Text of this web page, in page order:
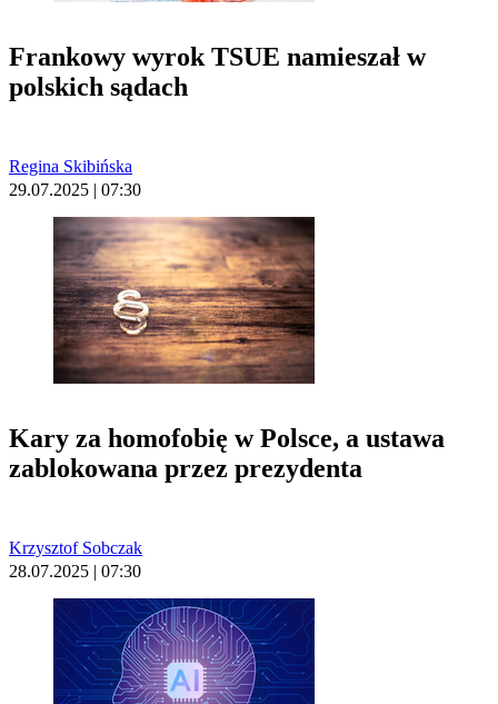
Frankowy wyrok TSUE namieszał w
polskich sądach
Regina Skibińska
29.07.2025 | 07:30
Kary za homofobię w Polsce, a ustawa
zablokowana przez prezydenta
Krzysztof Sobczak
28.07.2025 | 07:30